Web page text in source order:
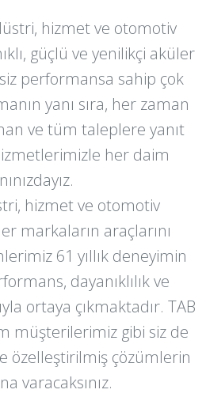
hizmet ve otomotiv
güçlü ve yenilikçi aküler
performansa sahip çok
yanı sıra, her zaman
ve tüm taleplere yanıt
her daim
hizmet ve otomotiv
markaların araçlarını
61 yıllık deneyimin
dayanıklılık ve
ortaya çıkmaktadır. TAB
müşterilerimiz gibi siz de
özelleştirilmiş çözümlerin
varacaksınız.